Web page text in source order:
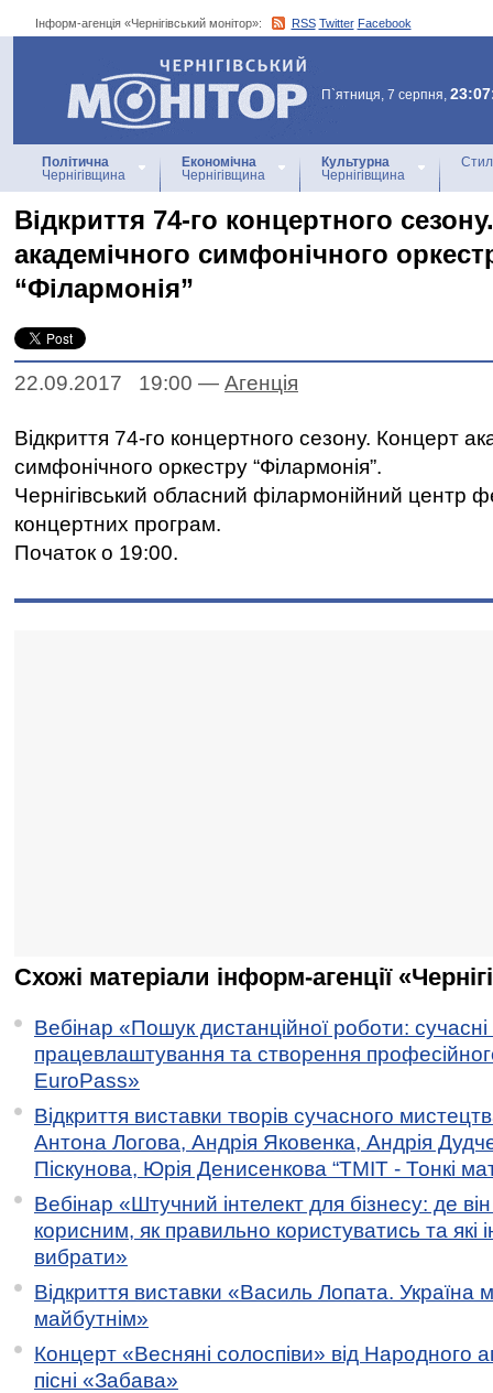
Інформ-агенція «Чернігівський монітор»: RSS Twitter Facebook
Інформ-агенція
«Чернігівський монітор»
П`ятниця, 7 серпня,
Політична
Чернігівщина
Економічна
Чернігівщина
Культурна
Чернігівщина
Відкриття 74-го концертного
академічного симфонічного
“Філармонія”
22.09.2017 19:00 — Агенцiя
Відкриття 74-го концертного сезону. Концерт
симфонічного оркестру “Філармонія”.
Чернігівський обласний філармонійний центр
концертних програм.
Початок о 19:00.
Схожі матеріали інформ-агенції
Вебінар «Пошук дистанційної роботи:
працевлаштування та створення
EuroPass»
Відкриття виставки творів сучасного
Антона Логова, Андрія Яковенка, Андрія
Піскунова, Юрія Денисенкова “ТМІТ - Тонкі
Вебінар «Штучний інтелект для бізнесу: де
корисним, як правильно користуватись та які
вибрати»
Відкриття виставки «Василь Лопата. Україна
майбутнім»
Концерт «Весняні солоспіви» від Народного
пісні «Забава»